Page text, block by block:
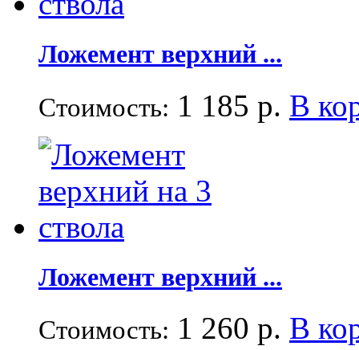
Ложемент верхний ...
Стоимость: 1 185 р. В
Ложемент верхний ...
Стоимость: 1 260 р. В